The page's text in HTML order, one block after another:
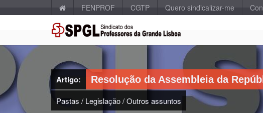
FENPROF CGTP Quero sindicalizar-me
Artigo: Resolução da Assembleia da
Pastas / Legislação/Outros assuntos